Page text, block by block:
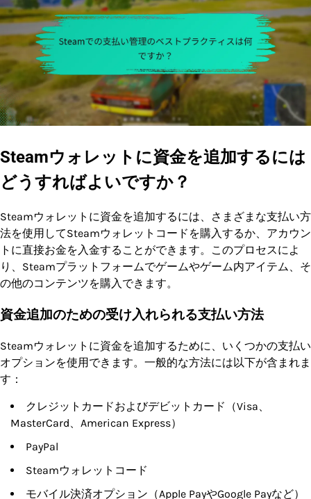
Steamウォレットに資金を追加するには
どうすればよいですか？
Steamウォレットに資金を追加するには、さまざまな支払い方
法を使用してSteamウォレットコードを購入するか、アカウン
トに直接お金を入金することができます。このプロセスによ
り、Steamプラットフォームでゲームやゲーム内アイテム、そ
の他のコンテンツを購入できます。
資金追加のための受け入れられる支払い方法
Steamウォレットに資金を追加するために、いくつかの支払い
オプションを使用できます。一般的な方法には以下が含まれま
す：
クレジットカードおよびデビットカード（Visa、
MasterCard、American Express）
PayPal
Steamウォレットコード
モバイル決済オプション（Apple PayやGoogle Payなど）